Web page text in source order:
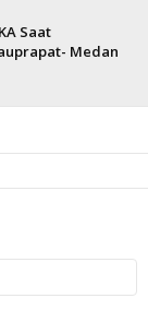
Saat
Medan